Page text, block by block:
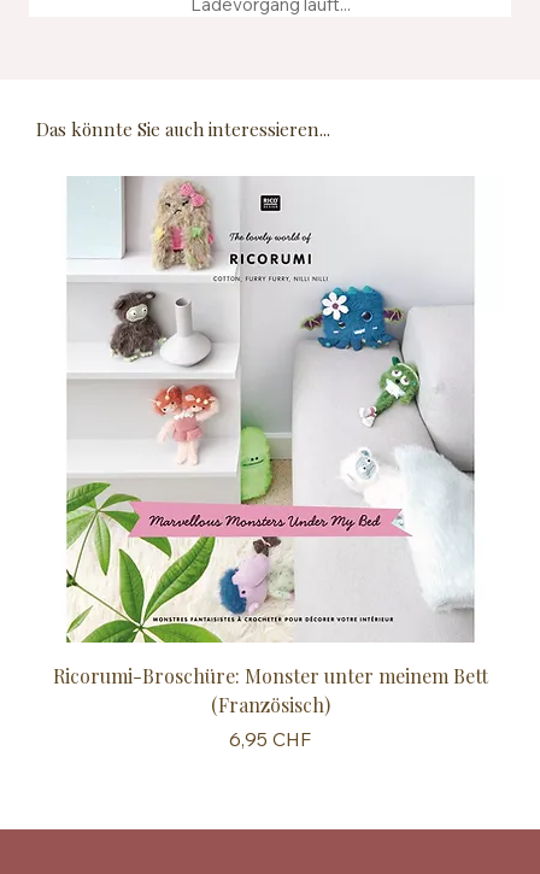
Das könnte Sie auch interessieren...
Ricorumi-Broschüre: Monster unter meinem Bett
(Französisch)
Preis
6,95 CHF